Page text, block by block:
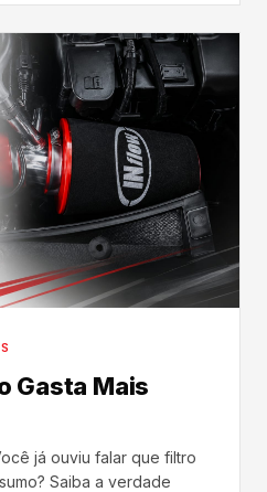
Gasta Mais
já ouviu falar que filtro
Saiba a verdade